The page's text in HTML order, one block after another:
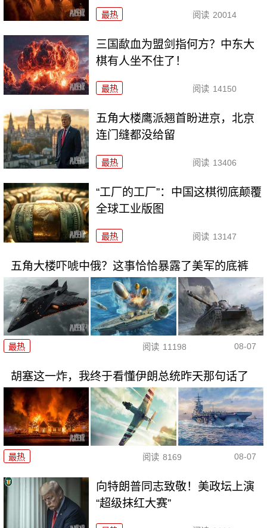
最热 阅读 20014
三国歃血为盟剑指何方？中东大
棋有人坐不住了！
最热 阅读 14150
五角大楼鹰派翘首盼进京，北京
连门缝都没给留
最热 阅读 13406
“工厂的工厂”：中国这棋彻底颠覆
全球工业版图
最热 阅读 13147
五角大楼吓唬中俄？这事恰恰暴露了美军的底裤
最热 阅读 11198 08-07
胡塞这一炸，我终于看懂伊朗总统昨天那句话了
最热 阅读 8169 08-07
向特朗普同志致敬！美政坛上演
“超级抹红大赛”